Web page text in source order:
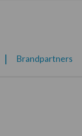
Brandpartners